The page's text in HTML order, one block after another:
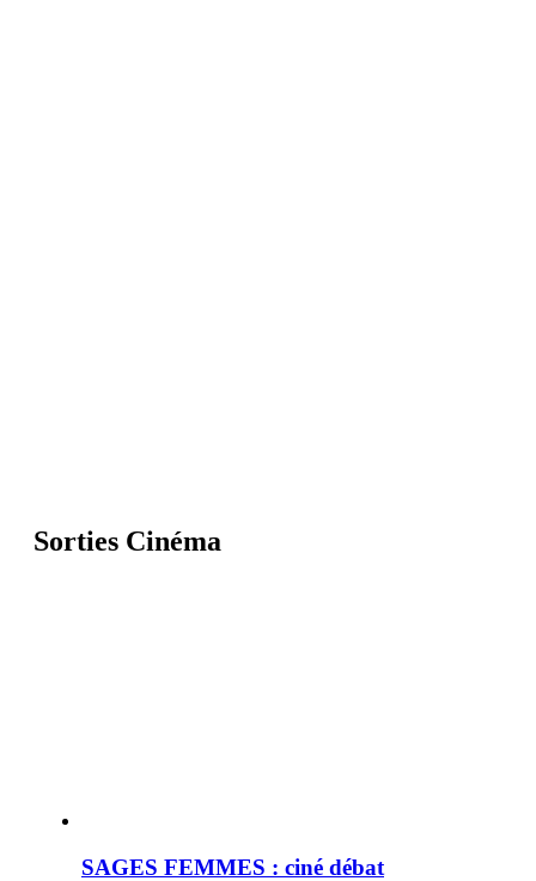
Sorties Cinéma
SAGES FEMMES : ciné débat